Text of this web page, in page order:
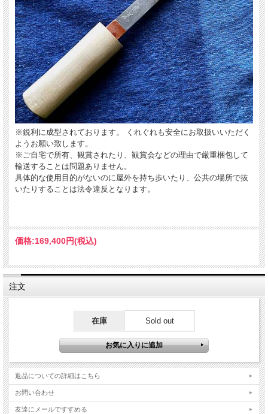
※鋭利に成型されております。 くれぐれも安全にお取扱いいただく
ようお願い致します。
※ご自宅で所有、観賞されたり、観賞会などの理由で厳重梱包して
輸送することは問題ありません。
具体的な使用目的がないのに屋外を持ち歩いたり、公共の場所で抜
いたりすることは法令違反となります。
価格:169,400円(税込)
注文
在庫 Sold out
返品についての詳細はこちら
お問い合わせ
友達にメールですすめる